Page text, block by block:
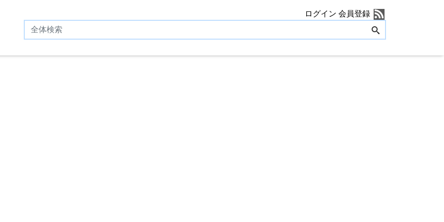
ログイン 会員登録